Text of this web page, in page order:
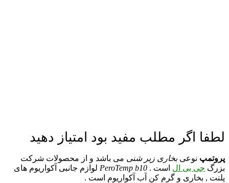
لطفا اگر مطلب مفید بود امتیاز دهید
پروتمپ نوعیبخاری زیر شنی می باشد و از محصولات شرکت
بزرگ جی بی ال است . PeroTemp b10 لوازم جانبی آکواریوم های
پلنت , بخاری و گرم کن آب آکواریوم است .